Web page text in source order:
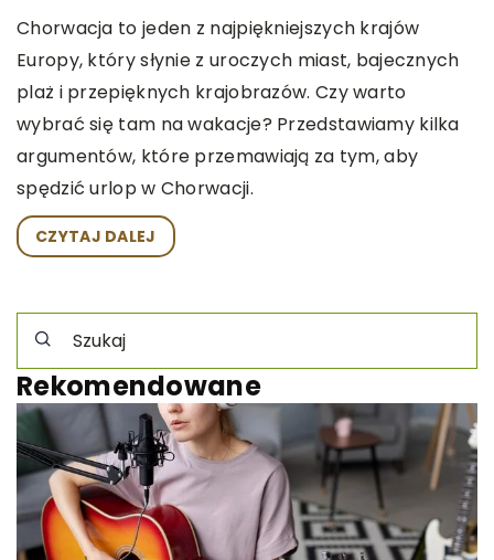
Chorwacja to jeden z najpiękniejszych krajów
Europy, który słynie z uroczych miast, bajecznych
plaż i przepięknych krajobrazów. Czy warto
wybrać się tam na wakacje? Przedstawiamy kilka
argumentów, które przemawiają za tym, aby
spędzić urlop w Chorwacji.
CZYTAJ DALEJ
Rekomendowane